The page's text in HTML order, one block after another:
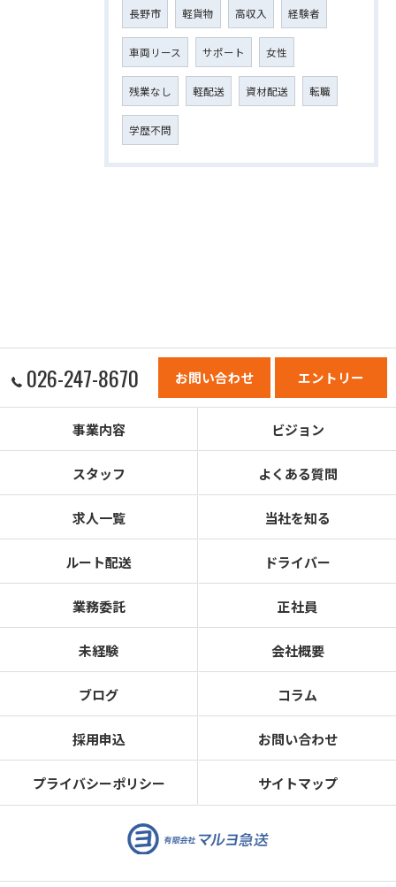
長野市 軽貨物 高収入 経験者
車両リース サポート 女性
残業なし 軽配送 資材配送 転職
学歴不問
026-247-8670 お問い合わせ エントリー
事業内容 ビジョン
スタッフ よくある質問
求人一覧 当社を知る
ルート配送 ドライバー
業務委託 正社員
未経験 会社概要
ブログ コラム
採用申込 お問い合わせ
プライバシーポリシー サイトマップ